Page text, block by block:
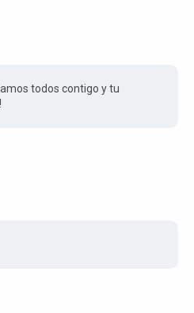
todos contigo y tu